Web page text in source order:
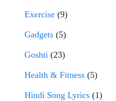
Exercise (9)
Gadgets (5)
Goshti (23)
Health & Fitness (5)
Hindi Song Lyrics (1)